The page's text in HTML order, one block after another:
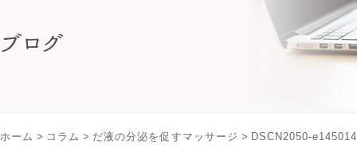
ブログ
ホーム > コラム > だ液の分泌を促すマッサージ > DSCN2050-